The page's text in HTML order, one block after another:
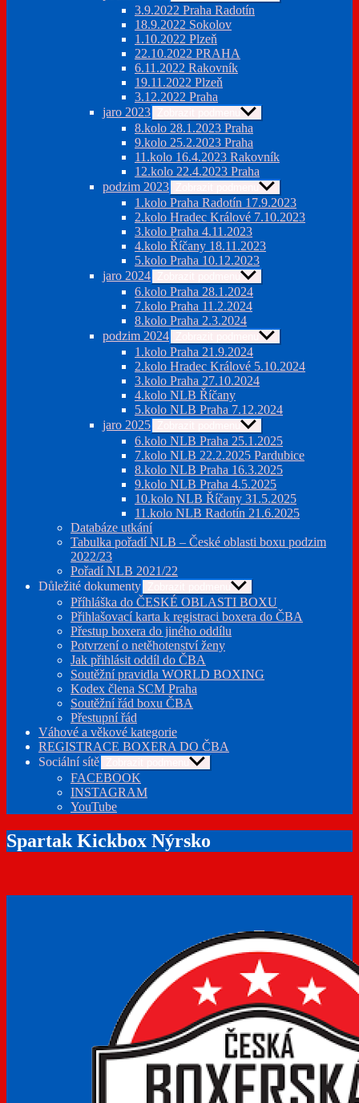
3.9.2022 Praha Radotín
18.9.2022 Sokolov
1.10.2022 Plzeň
22.10.2022 PRAHA
6.11.2022 Rakovník
19.11.2022 Plzeň
3.12.2022 Praha
jaro 2023
8.kolo 28.1.2023 Praha
9.kolo 25.2.2023 Praha
11.kolo 16.4.2023 Rakovník
12.kolo 22.4.2023 Praha
podzim 2023
1.kolo Praha Radotín 17.9.2023
2.kolo Hradec Králové 7.10.2023
3.kolo Praha 4.11.2023
4.kolo Říčany 18.11.2023
5.kolo Praha 10.12.2023
jaro 2024
6.kolo Praha 28.1.2024
7.kolo Praha 11.2.2024
8.kolo Praha 2.3.2024
podzim 2024
1.kolo Praha 21.9.2024
2.kolo Hradec Králové 5.10.2024
3.kolo Praha 27.10.2024
4.kolo NLB Říčany
5.kolo NLB Praha 7.12.2024
jaro 2025
6.kolo NLB Praha 25.1.2025
7.kolo NLB 22.2.2025 Pardubice
8.kolo NLB Praha 16.3.2025
9.kolo NLB Praha 4.5.2025
10.kolo NLB Říčany 31.5.2025
11.kolo NLB Radotín 21.6.2025
Databáze utkání
Tabulka pořadí NLB – České oblasti boxu podzim
2022/23
Pořadí NLB 2021/22
Důležité dokumenty
Příhláška do ČESKÉ OBLASTI BOXU
Přihlašovací karta k registraci boxera do ČBA
Přestup boxera do jiného oddílu
Potvrzení o netěhotenství ženy
Jak přihlásit oddíl do ČBA
Soutěžní pravidla WORLD BOXING
Kodex člena SCM Praha
Soutěžní řád boxu ČBA
Přestupní řád
Váhové a věkové kategorie
REGISTRACE BOXERA DO ČBA
Sociální sítě
FACEBOOK
INSTAGRAM
YouTube
Spartak Kickbox Nýrsko